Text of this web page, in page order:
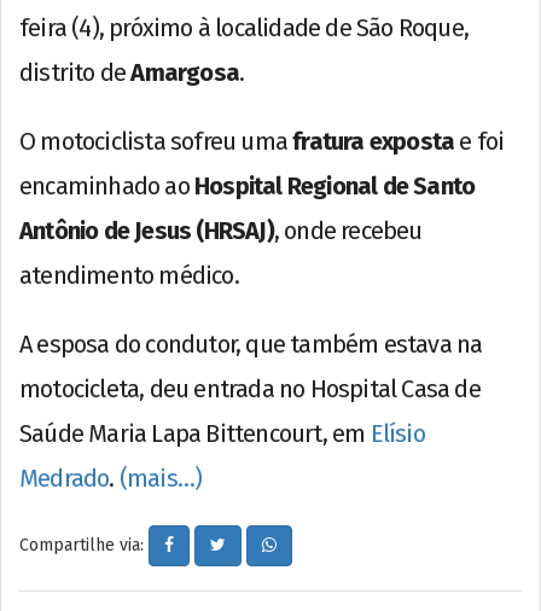
feira (4), próximo à localidade de São Roque,
distrito deAmargosa.
O motociclista sofreu umafratura exposta e foi
encaminhado ao Hospital Regional de Santo
Antônio de Jesus (HRSAJ), onde recebeu
atendimento médico.
A esposa do condutor, que também estava na
motocicleta, deu entrada no Hospital Casa de
Saúde Maria Lapa Bittencourt, em Elísio
Medrado. (mais…)
Compartilhe via: